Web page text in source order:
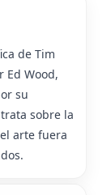
de Tim
Ed Wood,
su
sobre la
arte fuera